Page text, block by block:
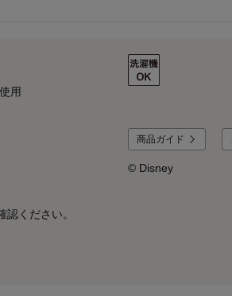
用
ください。
商品ガイド
© Disney